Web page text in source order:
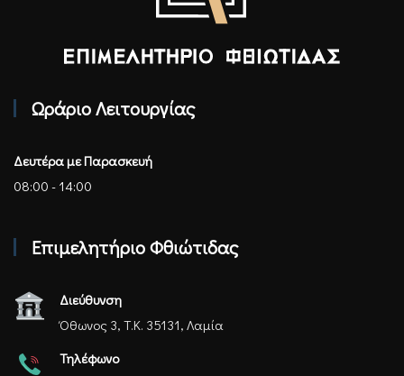
Ωράριο Λειτουργίας
Δευτέρα με Παρασκευή
08:00 - 14:00
Επιμελητήριο Φθιώτιδας
Διεύθυνση
Όθωνος 3, Τ.Κ. 35131, Λαμία
Τηλέφωνο